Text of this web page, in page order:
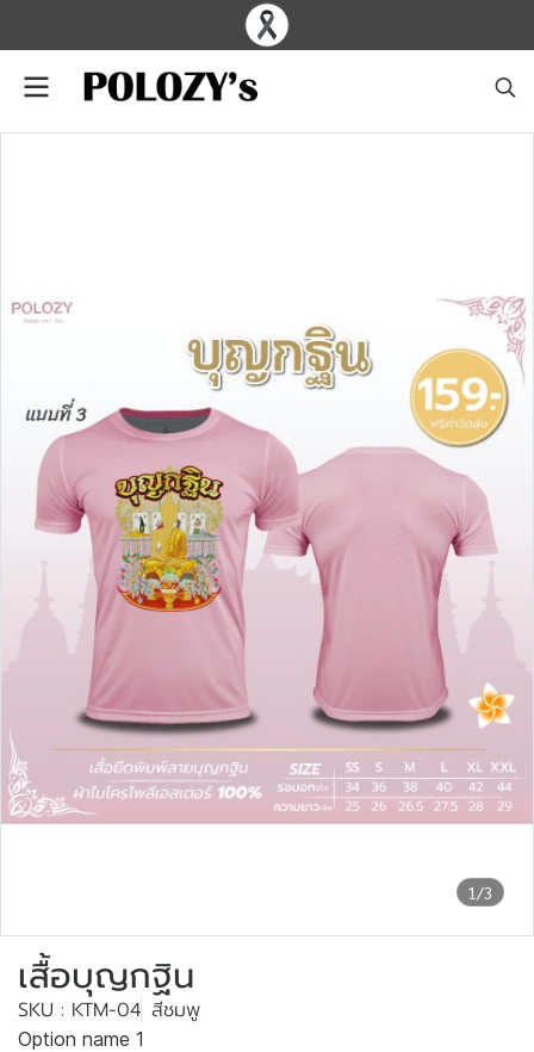
1/3
เสื้อบุญกฐิน
SKU : KTM-04 สีชมพู
Option name 1